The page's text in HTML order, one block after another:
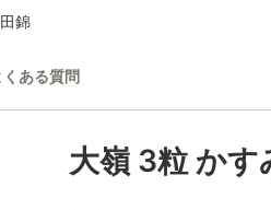
錦
くある質問
大嶺 3粒 かす